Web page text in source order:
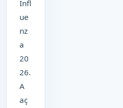
Infl
ue
nz
a
20
26.
A
aç